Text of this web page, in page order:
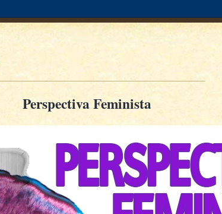
Perspectiva Feminista